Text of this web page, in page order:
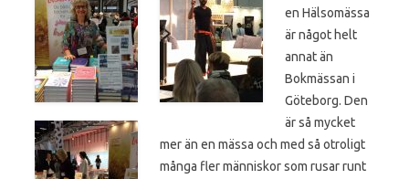
en Hälsomässa
är något helt
annat än
Bokmässan i
Göteborg. Den
är så mycket
mer än en mässa och med så otroligt
många fler människor som rusar runt